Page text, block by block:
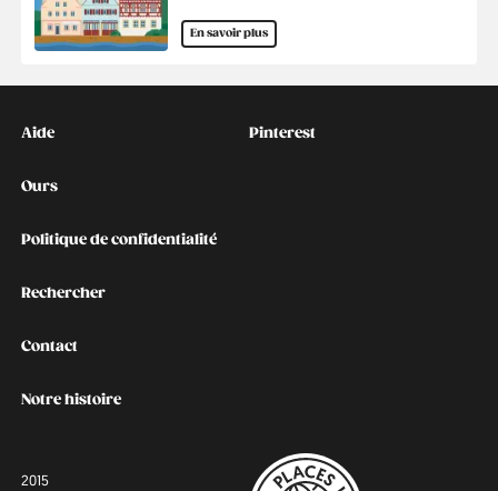
En savoir plus
Kontakt
Aide
Ours
Politique de confidentialité
Rechercher
Contact
Notre histoire
Social
Pinterest
2015